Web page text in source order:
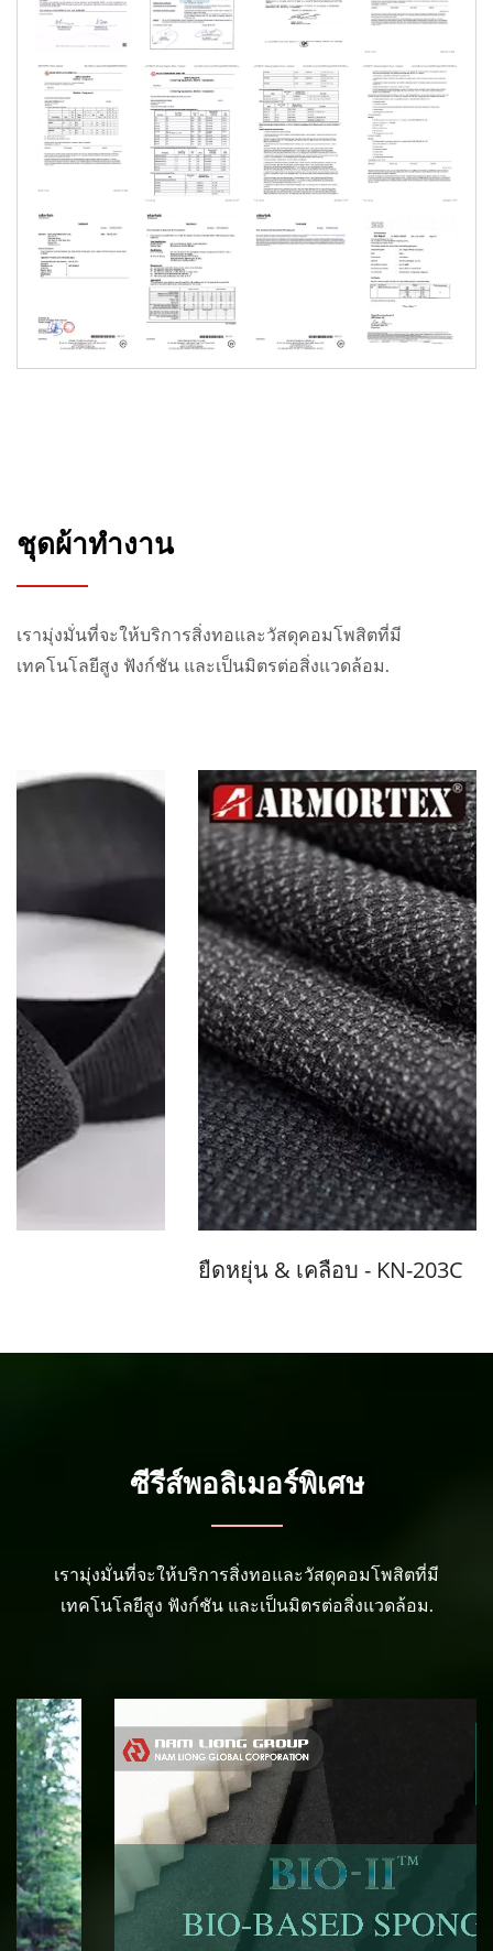
ชุดผ้าทำงาน
เรามุ่งมั่นที่จะให้บริการสิ่งทอและวัสดุคอมโพสิตที่มี
เทคโนโลยีสูง ฟังก์ชัน และเป็นมิตรต่อสิ่งแวดล้อม.
ยืดหยุ่น & เคลือบ - KN-203C
ซีรีส์พอลิเมอร์พิเศษ
เรามุ่งมั่นที่จะให้บริการสิ่งทอและวัสดุคอมโพสิตที่มี
เทคโนโลยีสูง ฟังก์ชัน และเป็นมิตรต่อสิ่งแวดล้อม.